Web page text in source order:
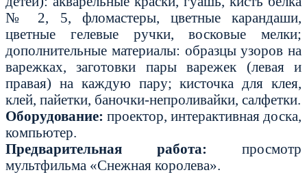
№ 2, 5, фломастеры, цветные карандаши,
цветные гелевые ручки, восковые мелки;
дополнительные материалы: образцы узоров на
варежках, заготовки пары варежек (левая и
правая) на каждую пару; кисточка для клея,
клей, пайетки, баночки-непроливайки, салфетки.
Оборудование: проектор, интерактивная доска,
компьютер.
Предварительная работа: просмотр
мультфильма «Снежная королева».